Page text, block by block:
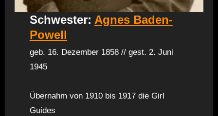
Schwester: Agnes Baden-
Powell
geb. 16. Dezember 1858 // gest. 2. Juni
1945
Übernahm von 1910 bis 1917 die Girl
Guides